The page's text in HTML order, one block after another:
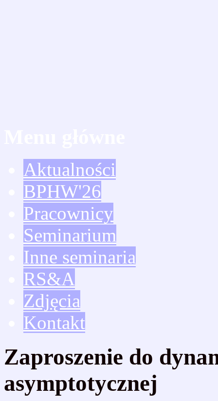
Aktualności
BPHW'26
Pracownicy
Seminarium
Inne seminaria
RS&A
Zdjęcia
Kontakt
Zaproszenie do
asymptotycznej